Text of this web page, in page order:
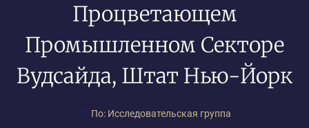
Процветающем
Промышленном Секторе
Вудсайда, Штат Нью-Йорк
По: Исследовательская группа